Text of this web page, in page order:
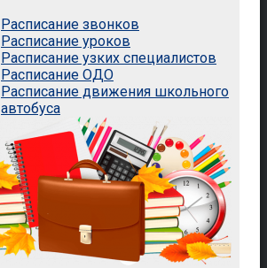
Расписание звонков
Расписание уроков
Расписание узких специалистов
Расписание ОДО
Расписание движения школьного
автобуса